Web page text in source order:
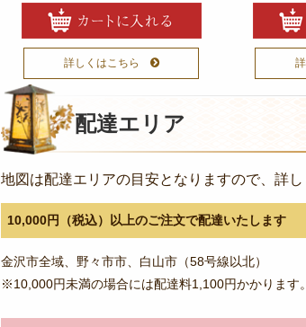
詳しくはこちら
配達エリア
地図は配達エリアの目安となりますので、詳
10,000円（税込）以上のご注文で配達いたします
金沢市全域、野々市市、白山市（58号線以北）
※10,000円未満の場合には配達料1,100円かかります。